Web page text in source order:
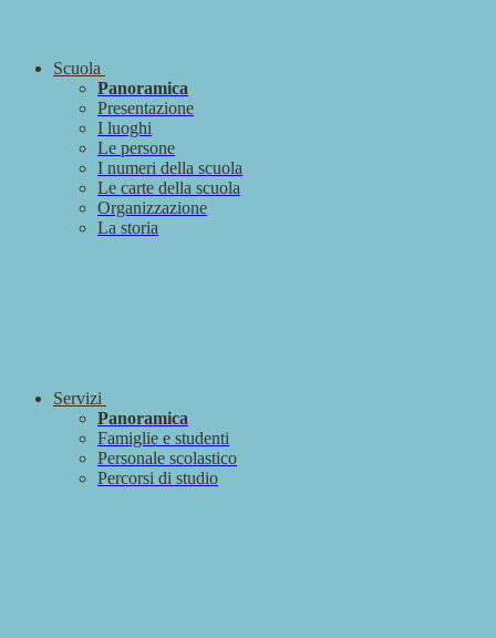
Scuola
Panoramica
Presentazione
I luoghi
Le persone
I numeri della scuola
Le carte della scuola
Organizzazione
La storia
Servizi
Panoramica
Famiglie e studenti
Personale scolastico
Percorsi di studio